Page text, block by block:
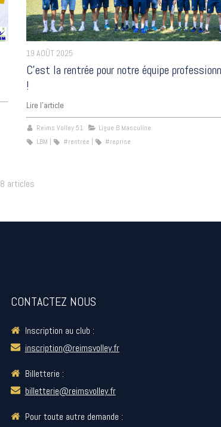
19 AOÛT 2025
C’est la rentrée pour notre équipe
!
Lire l'article
Reims Volley 51
Ligue B Masculine
LBM
#rentrée #reprise
8 articles
CONTACTEZ NOUS
Inscription au club :
inscription@reimsvolley.fr
Billetterie :
billetterie@reimsvolley.fr
Pour toute autre demande :